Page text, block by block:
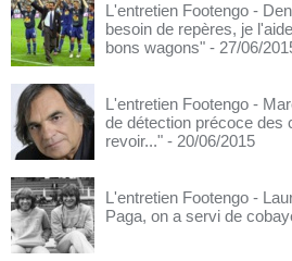
L'entretien Footengo -
besoin de repères, je
bons wagons" - 27/06/
L'entretien Footengo -
de détection précoce des
revoir..." - 20/06/2015
L'entretien Footengo -
Paga, on a servi de